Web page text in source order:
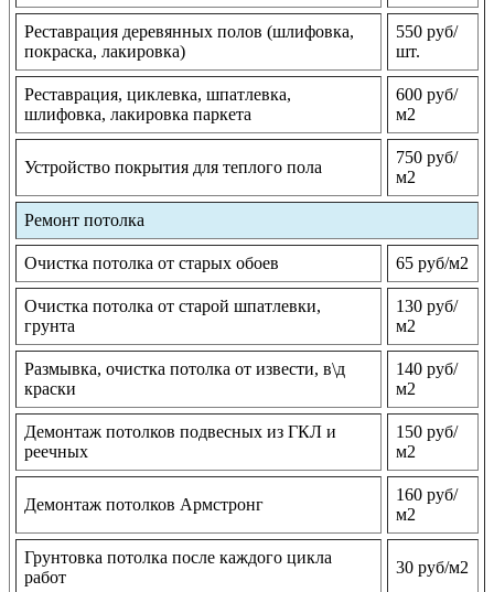
Реставрация деревянных полов (шлифовка,
покраска, лакировка)
550 руб/
шт.
Реставрация, циклевка, шпатлевка,
шлифовка, лакировка паркета
600 руб/
м2
Устройство покрытия для теплого пола
750 руб/
м2
Ремонт потолка
Очистка потолка от старых обоев 65 руб/м2
Очистка потолка от старой шпатлевки,
грунта
130 руб/
м2
Размывка, очистка потолка от извести, в\д
краски
140 руб/
м2
Демонтаж потолков подвесных из ГКЛ и
реечных
150 руб/
м2
Демонтаж потолков Армстронг
160 руб/
м2
Грунтовка потолка после каждого цикла
работ
30 руб/м2